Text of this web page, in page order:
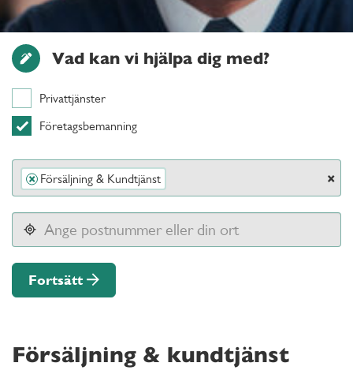
Vad kan vi hjälpa dig med?
Privattjänster
Företagsbemanning
×
× Försäljning & Kundtjänst
Fortsätt
Försäljning & kundtjänst